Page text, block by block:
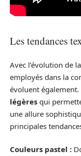
Les tendances
Avec l’évolution de
employés dans la
évoluent également.
légères qui
une allure
principales
Couleurs pastel :